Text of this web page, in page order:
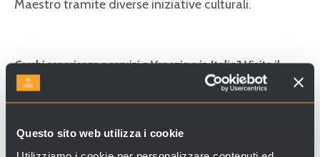
Questo sito web utilizza i cookie
Maestro tramite diverse iniziative culturali.
Cerchi esperienze e servizi a Venezia e in Italia? Visita il
sito
e scopri le nostre proposte!